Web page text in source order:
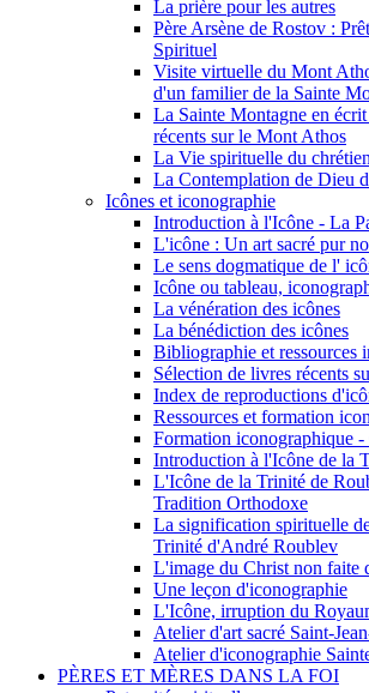
La prière pour les autres
Père Arsène de Rostov :
Spirituel
Visite virtuelle du Mont
d'un familier de la Sainte
La Sainte Montagne en
récents sur le Mont Athos
La Vie spirituelle du chrétien
La Contemplation de Dieu
Icônes et iconographie
Introduction à l'Icône - La
L'icône : Un art sacré pur
Le sens dogmatique de l'
Icône ou tableau,
La vénération des icônes
La bénédiction des icônes
Bibliographie et ressources
Sélection de livres récents
Index de reproductions
Ressources et formation
Formation iconographique -
Introduction à l'Icône de la
L'Icône de la Trinité de
Tradition Orthodoxe
La signification spirituelle
Trinité d'André Roublev
L'image du Christ non faite
Une leçon d'iconographie
L'Icône, irruption du
Atelier d'art sacré Saint-
Atelier d'iconographie
PÈRES ET MÈRES DANS LA FOI